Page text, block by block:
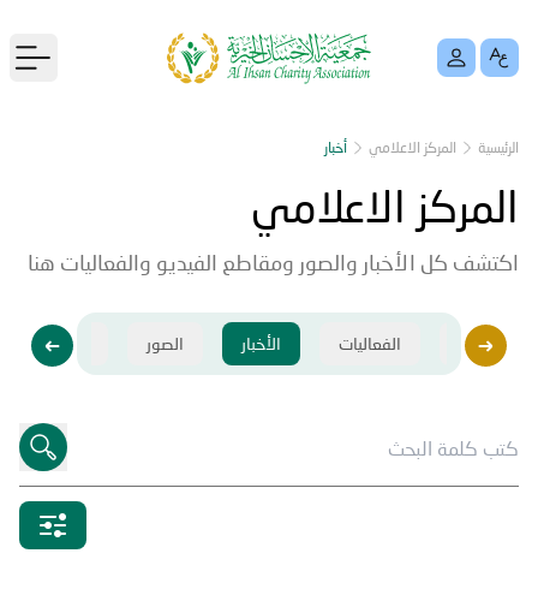
الرئيسية المركز الاعلامي أخبار
المركز الاعلامي
اكتشف كل الأخبار والصور ومقاطع الفيديو والفعاليات هنا
فيديو الفعاليات الأخبار الصور فيديو